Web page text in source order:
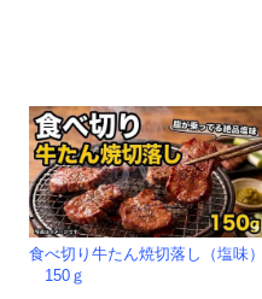
食べ切り牛たん焼切落し（塩味）
150ｇ